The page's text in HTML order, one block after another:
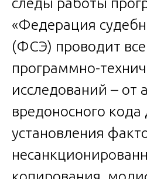
«Федерация
(ФСЭ) проводит
программно-
исследований – от
вредоносного кода
установления